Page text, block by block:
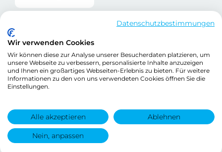
Datenschutzbestimmungen
Wir verwenden Cookies
Wir können diese zur Analyse unserer Besucherdaten platzieren, um
unsere Webseite zu verbessern, personalisierte Inhalte anzuzeigen
und Ihnen ein großartiges Webseiten-Erlebnis zu bieten. Für weitere
Informationen zu den von uns verwendeten Cookies öffnen Sie die
Einstellungen.
Alle akzeptieren Ablehnen
Nein, anpassen